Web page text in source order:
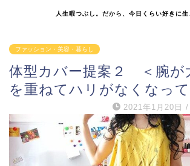
人生暇つぶし。だから、今日くらい好きに生
ファッション・美容・暮らし
体型カバー提案２ ＜腕が
を重ねてハリがなくなっ
2021年1月20日 /